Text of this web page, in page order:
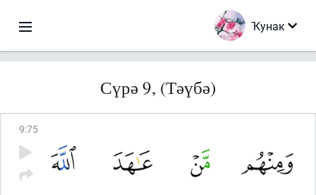
Ҡунак
Сүрә 9, (Тәүбә)
9:75